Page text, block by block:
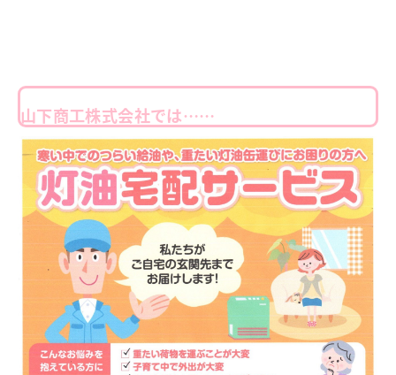
山下商工株式会社では……